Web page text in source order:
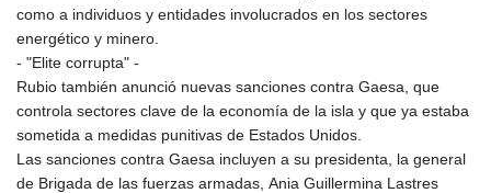
como a individuos y entidades involucrados en los sectores
energético y minero.
- "Elite corrupta" -
Rubio también anunció nuevas sanciones contra Gaesa, que
controla sectores clave de la economía de la isla y que ya estaba
sometida a medidas punitivas de Estados Unidos.
Las sanciones contra Gaesa incluyen a su presidenta, la general
de Brigada de las fuerzas armadas, Ania Guillermina Lastres